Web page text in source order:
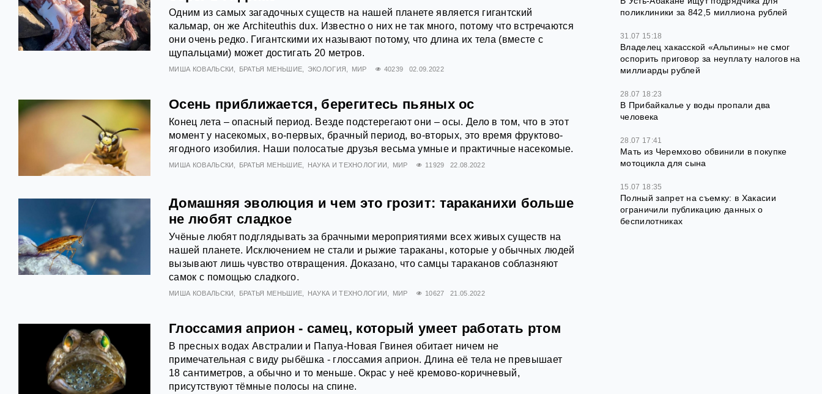
Одним из самых загадочных существ на нашей планете является гигантский
кальмар, он же Architeuthis dux. Известно о них не так много, потому что встречаются
они очень редко. Гигантскими их называют потому, что длина их тела (вместе с
щупальцами) может достигать 20 метров.
МИША КОВАЛЬСКИ БРАТЬЯ МЕНЬШИЕ ЭКОЛОГИЯ МИР 40239 02.09.2022
Осень приближается, берегитесь пьяных ос
Конец лета – опасный период. Везде подстерегают они – осы. Дело в том, что в этот
момент у насекомых, во-первых, брачный период, во-вторых, это время фруктово-
ягодного изобилия. Наши полосатые друзья весьма умные и практичные насекомые.
МИША КОВАЛЬСКИ БРАТЬЯ МЕНЬШИЕ НАУКА И ТЕХНОЛОГИИ МИР 11929 22.08.2022
Домашняя эволюция и чем это грозит: тараканихи больше
не любят сладкое
Учёные любят подглядывать за брачными мероприятиями всех живых существ на
нашей планете. Исключением не стали и рыжие тараканы, которые у обычных людей
вызывают лишь чувство отвращения. Доказано, что самцы тараканов соблазняют
самок с помощью сладкого.
МИША КОВАЛЬСКИ БРАТЬЯ МЕНЬШИЕ НАУКА И ТЕХНОЛОГИИ МИР 10627 21.05.2022
Глоссамия априон - самец, который умеет работать ртом
В пресных водах Австралии и Папуа-Новая Гвинея обитает ничем не
примечательная с виду рыбёшка - глоссамия априон. Длина её тела не превышает
18 сантиметров, а обычно и то меньше. Окрас у неё кремово-коричневый,
присутствуют тёмные полосы на спине.
поликлиники за 842,5 миллиона рублей
31.07 15:18
Владелец хакасской «Альпины» не смог
оспорить приговор за неуплату налогов на
миллиарды рублей
28.07 18:23
В Прибайкалье у воды пропали два
человека
28.07 17:41
Мать из Черемхово обвинили в покупке
мотоцикла для сына
15.07 18:35
Полный запрет на съемку: в Хакасии
ограничили публикацию данных о
беспилотниках